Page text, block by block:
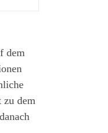
dem
zu dem